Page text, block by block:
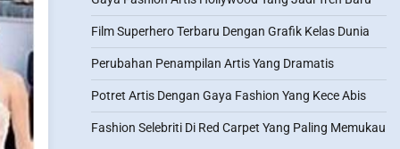
Film Superhero Terbaru Dengan Grafik Kelas Dunia
Perubahan Penampilan Artis Yang Dramatis
Potret Artis Dengan Gaya Fashion Yang Kece Abis
Fashion Selebriti Di Red Carpet Yang Paling Memukau